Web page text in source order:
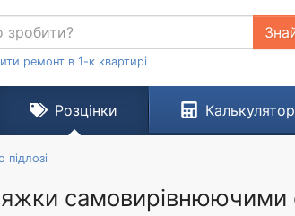
ремонт в 1-к квартирі
Розцінки Калькулятор
самовирівнюючими